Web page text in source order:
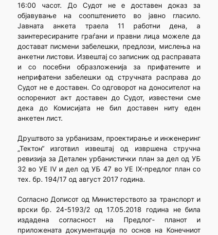
16:00 часот. До Судот не е доставен доказ за
објавување на соопштението во јавно гласило.
Јавната анкета траела 11 работни дена, а
заинтересираните граѓани и правни лица можеле да
достават писмени забелешки, предлози, мислења на
анкетни листови. Извештај со записник од расправата
и со посебни образложенија за прифатените и
неприфатени забелешки од стручната расправа до
Судот не е доставен. Со одговорот на доносителот на
оспорениот акт доставен до Судот, известени сме
дека до Комисијата не бил доставен ниту еден
анкетен лист.
Друштвото за урбанизам, проектирање и инженеринг
„Тектон“ изготвил извештај од извршена стручна
ревизија за Детален урбанистички план за дел од УБ
32 во УЕ IV и дел од УБ 47 во УЕ IX-предлог план со
тех. бр. 194/17 од август 2017 година.
Согласно Дописот од Министерството за транспорт и
врски бр. 24-5193/2 од 17.05.2018 година не била
издадена согласност на Предлог- планот и
приложената документација по основ на Конечниот